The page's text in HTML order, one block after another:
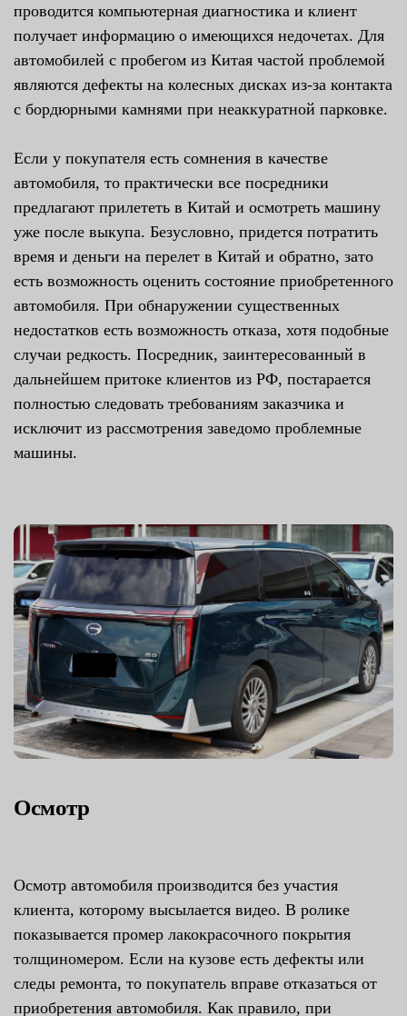
проводится компьютерная диагностика и клиент
получает информацию о имеющихся недочетах. Для
автомобилей с пробегом из Китая частой проблемой
являются дефекты на колесных дисках из-за контакта
с бордюрными камнями при неаккуратной парковке.
Если у покупателя есть сомнения в качестве
автомобиля, то практически все посредники
предлагают прилететь в Китай и осмотреть машину
уже после выкупа. Безусловно, придется потратить
время и деньги на перелет в Китай и обратно, зато
есть возможность оценить состояние приобретенного
автомобиля. При обнаружении существенных
недостатков есть возможность отказа, хотя подобные
случаи редкость. Посредник, заинтересованный в
дальнейшем притоке клиентов из РФ, постарается
полностью следовать требованиям заказчика и
исключит из рассмотрения заведомо проблемные
машины.
Осмотр
Осмотр автомобиля производится без участия
клиента, которому высылается видео. В ролике
показывается промер лакокрасочного покрытия
толщиномером. Если на кузове есть дефекты или
следы ремонта, то покупатель вправе отказаться от
приобретения автомобиля. Как правило, при